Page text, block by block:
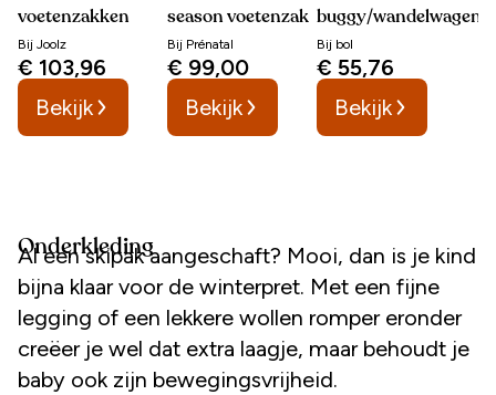
voetenzakken
Bij Joolz
€ 103,96
Bekijk
season voetenzak
Bij Prénatal
€ 99,00
Bekijk
buggy/wandelwagen
Bij bol
€ 55,76
Bekijk
Onderkleding
Al een skipak aangeschaft? Mooi, dan is je kind
bijna klaar voor de winterpret. Met een fijne
legging of een lekkere wollen romper eronder
creëer je wel dat extra laagje, maar behoudt je
baby ook zijn bewegingsvrijheid.